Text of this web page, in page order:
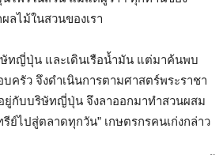
ลไม้ในสวนของเรา
ทญี่ปุ่น และเดินเรือน้ำมัน แต่มาค้นพบ
ครัว จึงดำเนินการตามศาสตร์พระราชา
ยู่กับบริษัทญี่ปุ่น จึงลาออกมาทำสวนผสม
ย์ไปสู่ตลาดทุกวัน” เกษตรกรคนเก่งกล่าว